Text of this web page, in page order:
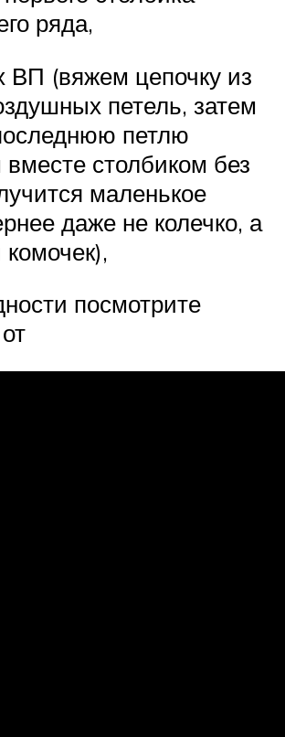
ряда,
ВП (вяжем цепочку из
петель, затем
петлю
столбиком без
маленькое
даже не колечко, а
посмотрите